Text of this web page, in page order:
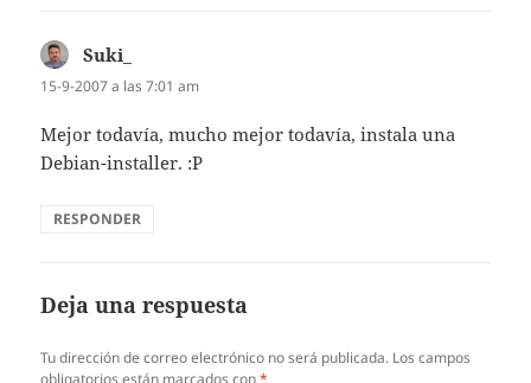
Suki_
15-9-2007 a las 7:01 am
Mejor todaví­a, mucho mejor todaví­a, instala una
Debian-installer. :P
RESPONDER
Deja una respuesta
Tu dirección de correo electrónico no será publicada. Los campos
obligatorios están marcados con*